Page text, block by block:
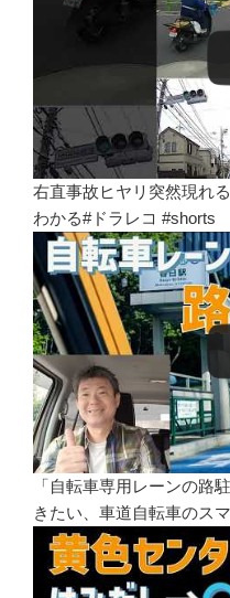
右直事故ヒヤリ突然現れ
わかる#ドラレコ #shorts
「自転車専用レーンの路
きたい、車道自転車のス